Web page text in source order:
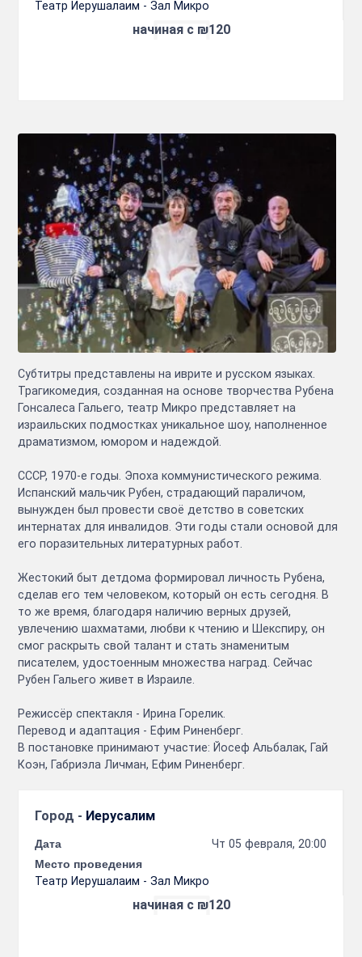
Театр Иерушалаим - Зал Микро
начиная с ₪120
Субтитры представлены на иврите и русском языках.
Трагикомедия, созданная на основе творчества Рубена
Гонсалеса Гальего, театр Микро представляет на
израильских подмостках уникальное шоу, наполненное
драматизмом, юмором и надеждой.
СССР, 1970-е годы. Эпоха коммунистического режима.
Испанский мальчик Рубен, страдающий параличом,
вынужден был провести своё детство в советских
интернатах для инвалидов. Эти годы стали основой для
его поразительных литературных работ.
Жестокий быт детдома формировал личность Рубена,
сделав его тем человеком, который он есть сегодня. В
то же время, благодаря наличию верных друзей,
увлечению шахматами, любви к чтению и Шекспиру, он
смог раскрыть свой талант и стать знаменитым
писателем, удостоенным множества наград. Сейчас
Рубен Гальего живет в Израиле.
Режиссёр спектакля - Ирина Горелик.
Перевод и адаптация - Ефим Риненберг.
В постановке принимают участие: Йосеф Альбалак, Гай
Коэн, Габриэла Личман, Ефим Риненберг.
Город - Иерусалим
Дата
Чт 05 февраля, 20:00
Место проведения
Театр Иерушалаим - Зал Микро
начиная с ₪120